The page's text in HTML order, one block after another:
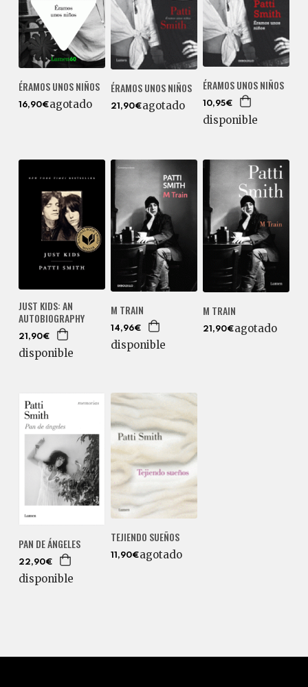
ÉRAMOS UNOS NIÑOS
16,90€agotado
ÉRAMOS UNOS NIÑOS
21,90€agotado
ÉRAMOS UNOS NIÑOS
10,95€
disponible
JUST KIDS: AN
AUTOBIOGRAPHY
21,90€
disponible
M TRAIN
14,96€
disponible
M TRAIN
21,90€agotado
PAN DE ÁNGELES
22,90€
disponible
TEJIENDO SUEÑOS
11,90€agotado